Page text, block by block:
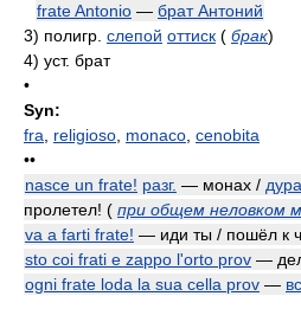
frate Antonio — брат Антоний
3) полигр. слепой оттиск ( брак)
4) уст. брат
•
Syn:
fra
religioso monaco cenobita
••
nasce un frate! разг. — монах /
пролетел! ( при общем неловком
va a farti frate! — иди ты / пошёл к
sto coi frati e zappo l'orto prov —
ogni frate loda la sua cella prov —